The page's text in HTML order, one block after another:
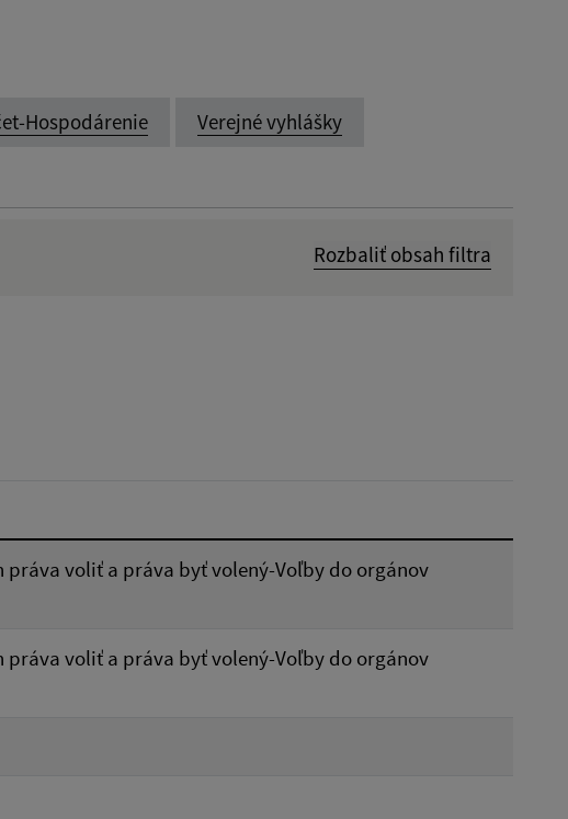
Hospodárenie Verejné vyhlášky
Rozbaliť obsah filtra
voliť a práva byť volený-Voľby do orgánov
voliť a práva byť volený-Voľby do orgánov